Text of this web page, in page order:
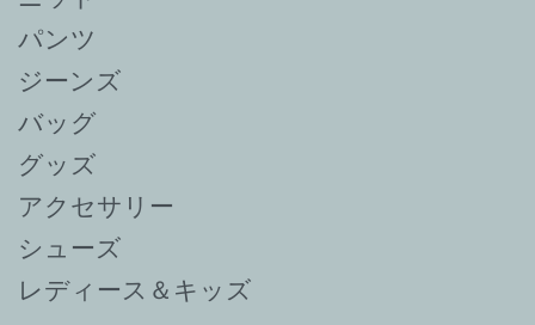
パンツ
ジーンズ
バッグ
グッズ
アクセサリー
シューズ
レディース＆キッズ